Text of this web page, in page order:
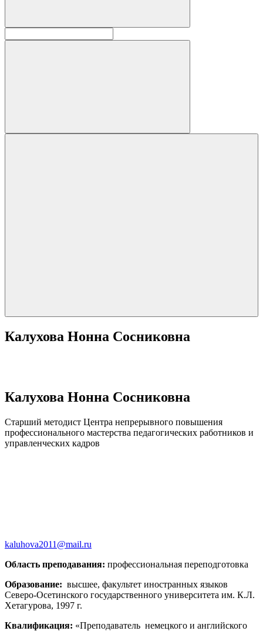
Калухова Нонна Сосниковна
Калухова Нонна Сосниковна
Старший методист Центра непрерывного повышения
профессионального мастерства педагогических работников и
управленческих кадров
kaluhova2011@mail.ru
Область преподавания: профессиональная переподготовка
Образование: высшее, факультет иностранных языков
Северо-Осетинского государственного университета им. К.Л.
Хетагурова, 1997 г.
Квалификация: «Преподаватель немецкого и английского